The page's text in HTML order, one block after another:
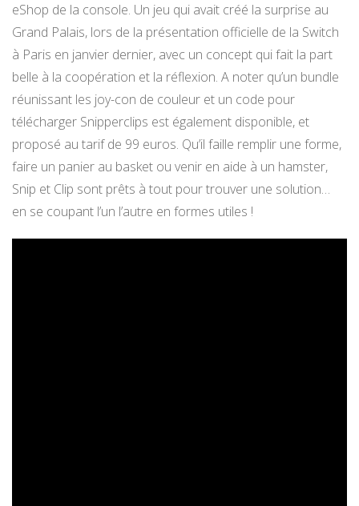
eShop de la console. Un jeu qui avait créé la surprise au
Grand Palais, lors de la présentation officielle de la Switch
à Paris en janvier dernier, avec un concept qui fait la part
belle à la coopération et la réflexion. A noter qu’un bundle
réunissant les joy-con de couleur et un code pour
télécharger Snipperclips est également disponible, et
proposé au tarif de 99 euros. Qu’il faille remplir une forme,
faire un panier au basket ou venir en aide à un hamster,
Snip et Clip sont prêts à tout pour trouver une solution…
en se coupant l’un l’autre en formes utiles !